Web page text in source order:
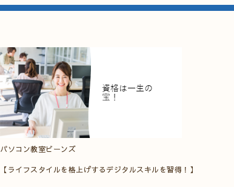
パソコン教室ビーンズ
【ライフスタイルを格上げするデジタルスキルを習得！】